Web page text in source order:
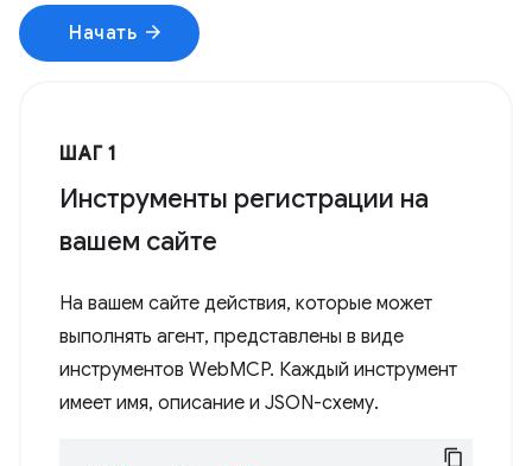
Начать arrow_forward
ШАГ 1
Инструменты регистрации на
вашем сайте
На вашем сайте действия, которые может
выполнять агент, представлены в виде
инструментов WebMCP. Каждый инструмент
имеет имя, описание и JSON-схему.